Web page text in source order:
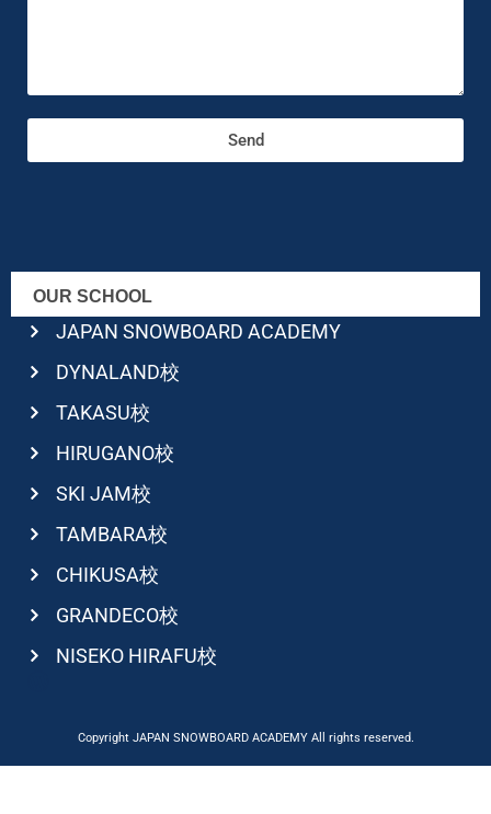
Send
OUR SCHOOL
JAPAN SNOWBOARD ACADEMY
DYNALAND校
TAKASU校
HIRUGANO校
SKI JAM校
TAMBARA校
CHIKUSA校
GRANDECO校
NISEKO HIRAFU校
Copyright JAPAN SNOWBOARD ACADEMY All rights reserved.